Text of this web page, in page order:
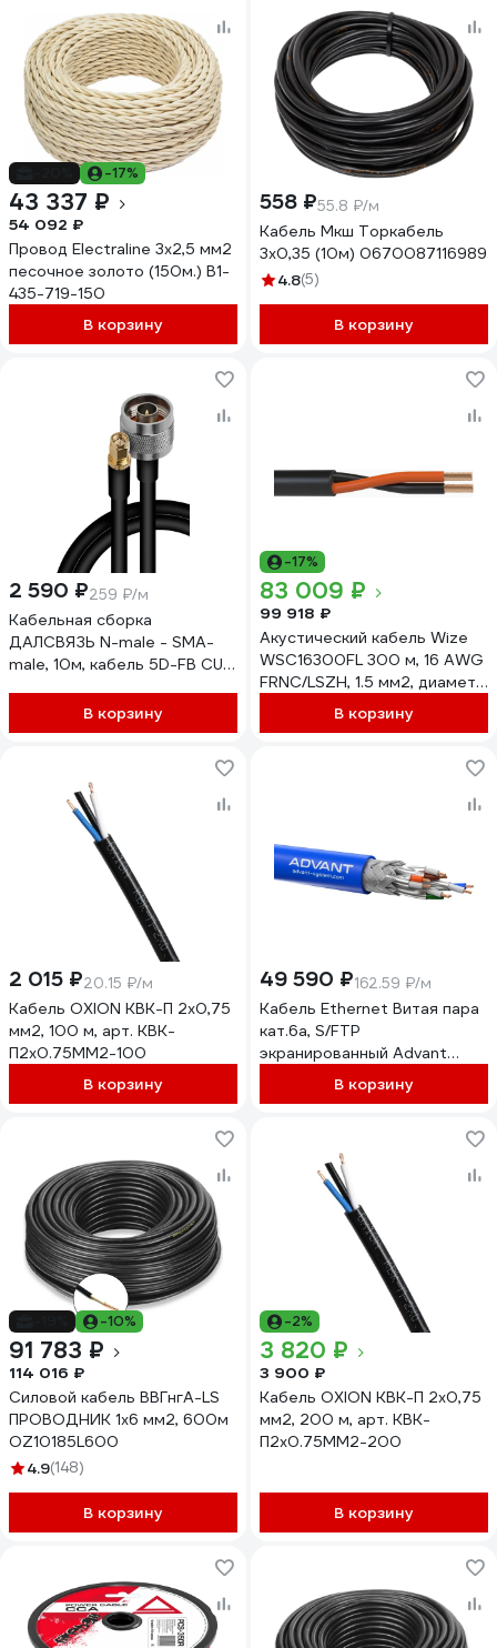
-17%
43 337 ₽
54 092 ₽
Провод Electraline 3x2,5 мм2
песочное золото (150м.) B1-
435-719-150
В корзину
558 ₽55.8 ₽/м
Кабель Мкш Торкабель
3x0,35 (10м) 0670087116989
4.8(5)
В корзину
2 590 ₽259 ₽/м
Кабельная сборка
ДАЛСВЯЗЬ N-male - SMA-
male, 10м, кабель 5D-FB CU
В корзину
-17%
83 009 ₽
99 918 ₽
Акустический кабель Wize
WSC16300FL 300 м, 16 AWG
FRNC/LSZH, 1.5 мм2, диаметр
7мм, медь, 28x0,25 мм,
черный, бухта 139502
В корзину
2 015 ₽20.15 ₽/м
Кабель OXION КВК-П 2х0,75
мм2, 100 м, арт. КВК-
П2х0.75ММ2-100
В корзину
49 590 ₽162.59 ₽/м
Кабель Ethernet Витая пара
кат.6a, S/FTP
экранированный Advant
проводник: многожильный
AWG26, оболочка FRNC-
В корзину
-10%
91 783 ₽
114 016 ₽
Силовой кабель ВВГнгA-LS
ПРОВОДНИК 1x6 мм2, 600м
OZ10185L600
4.9(148)
В корзину
-2%
3 820 ₽
3 900 ₽
Кабель OXION КВК-П 2х0,75
мм2, 200 м, арт. КВК-
П2х0.75ММ2-200
В корзину